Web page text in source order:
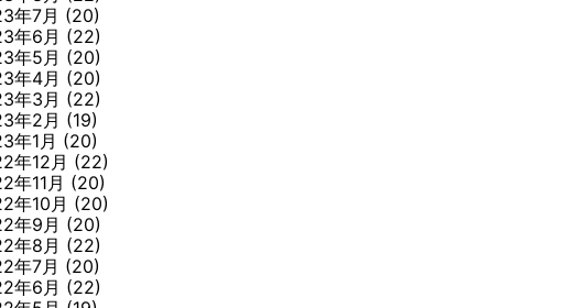
年7月 (20)
年6月 (22)
年5月 (20)
年4月 (20)
年3月 (22)
年2月 (19)
年1月 (20)
年12月 (22)
年11月 (20)
年10月 (20)
年9月 (20)
年8月 (22)
年7月 (20)
年6月 (22)